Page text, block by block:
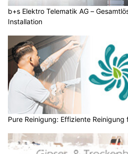
b+s Elektro Telematik AG –
Installation
Pure Reinigung: Effiziente